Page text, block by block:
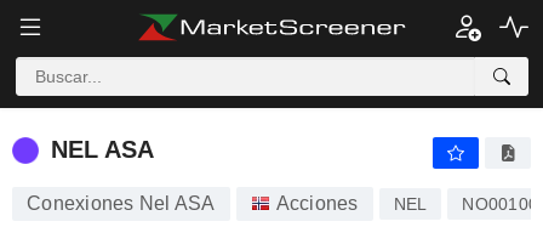
NEL ASA
NEL ASA
Conexiones Nel ASA Acciones NEL